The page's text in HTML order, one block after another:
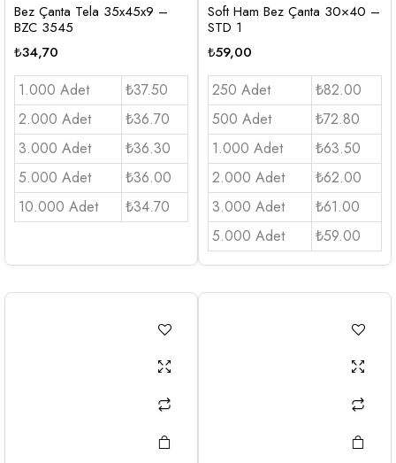
Bez Çanta Tela 35x45x9 –
BZC 3545
₺34,70
1.000 Adet
₺37.50
2.000 Adet
₺36.70
3.000 Adet
₺36.30
5.000 Adet
₺36.00
10.000 Adet
₺34.70
Soft Ham Bez Çanta 30×40 –
STD 1
₺59,00
250 Adet
₺82.00
500 Adet
₺72.80
1.000 Adet
₺63.50
2.000 Adet
₺62.00
3.000 Adet
₺61.00
5.000 Adet
₺59.00